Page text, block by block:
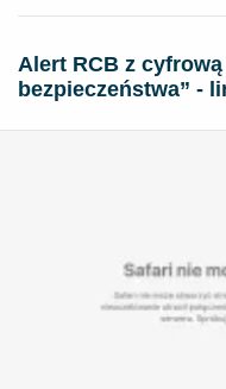
Alert RCB z
bezpieczeństwa” -